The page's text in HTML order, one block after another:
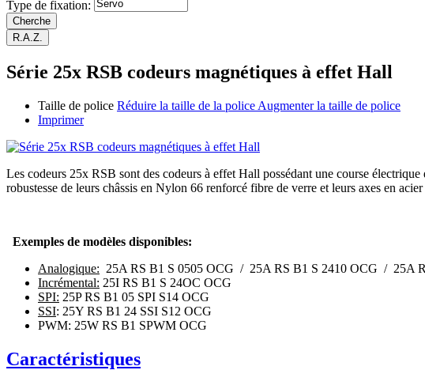
Type de fixation:
Série 25x RSB codeurs magnétiques à effet Hall
Taille de police Réduire la taille de la police Augmenter la taille de police
Imprimer
Les codeurs 25x RSB sont des codeurs à effet Hall possédant une course
robustesse de leurs châssis en Nylon 66 renforcé fibre de verre et leurs axes en
Exemples de modèles disponibles:
Analogique: 25A RS B1 S 0505 OCG / 25A RS B1 S 2410 OCG / 25A
Incrémental: 25I RS B1 S 24OC OCG
SPI: 25P RS B1 05 SPI S14 OCG
SSI: 25Y RS B1 24 SSI S12 OCG
PWM: 25W RS B1 SPWM OCG
Caractéristiques